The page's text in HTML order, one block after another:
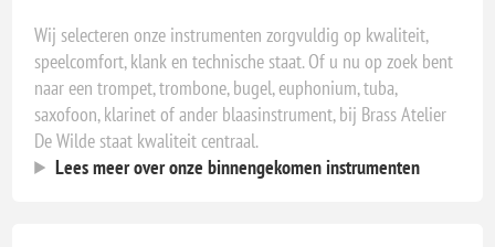
Wij selecteren onze instrumenten zorgvuldig op kwaliteit,
speelcomfort, klank en technische staat. Of u nu op zoek bent
naar een trompet, trombone, bugel, euphonium, tuba,
saxofoon, klarinet of ander blaasinstrument, bij Brass Atelier
De Wilde staat kwaliteit centraal.
Lees meer over onze binnengekomen instrumenten